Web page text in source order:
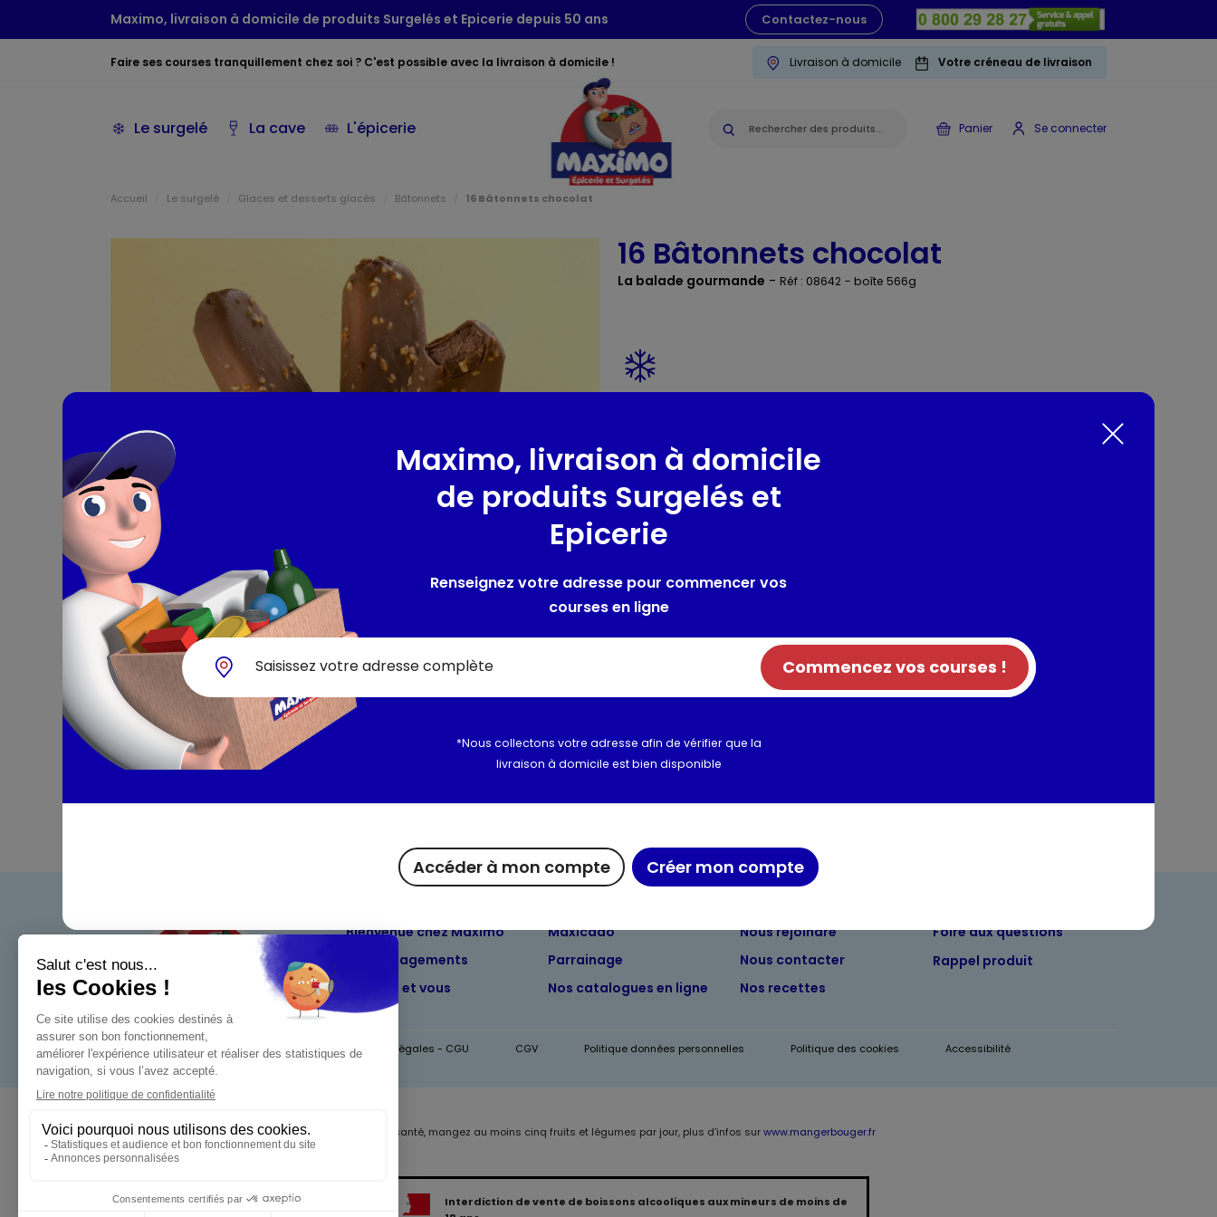
Maximo, livraison à domicile de produits Surgelés et Epicerie depuis 50 ans Contactez-nous
Faire ses courses tranquillement chez soi ? C'est possible avec la livraison à domicile ! Livraison à domicile Votre créneau de livraison
Le surgelé La cave L'épicerie Panier Se connecter
Accueil Le surgelé Glaces et desserts glacés Bâtonnets 16 Bâtonnets chocolat
16 Bâtonnets chocolat
La balade gourmande - Réf : 08642 - boîte 566g
glace chocolat, enrobage avec noisettes hachées grillées
Composition / Ingrédients / Allergènes
de glucose, cacao maigre en poudre (1,0%), lactosérum en poudre (LAIT),
émulsifiants : E471 et lécithine (SOJA), stabilisants : gomme guar et farine
de graines de caroube, arômes.
Peut contenir des traces d'autres fruits à coque.
Valeurs nutritionnelles
Bienvenue chez Maximo
Nos engagements
Maximo et vous
Maxicado
Parrainage
Nos catalogues en ligne
Nous rejoindre
Nous contacter
Nos recettes
Foire aux questions
Rappel produit
Mentions légales - CGU CGV Politique données personnelles Politique des cookies Accessibilité
Pour votre santé, mangez au moins cinq fruits et légumes par jour, plus d’infos surwww.mangerbouger.fr
Interdiction de vente de boissons alcooliques aux mineurs de moins de
Maximo, livraison à domicile
de produits Surgelés et
Epicerie
Renseignez votre adresse pour commencer vos
courses en ligne
Commencez vos courses !
*Nous collectons votre adresse afin de vérifier que la
livraison à domicile est bien disponible
Accéder à mon compte Créer mon compte